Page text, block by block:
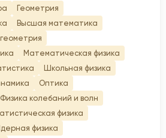
Геометрия
Высшая математика
Математическая физика
Школьная физика
Оптика
Физика колебаний и волн
физика
физика